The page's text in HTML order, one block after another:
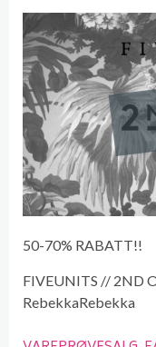
50-70% RABATT!!
FIVEUNITS // 2ND
RebekkaRebekka